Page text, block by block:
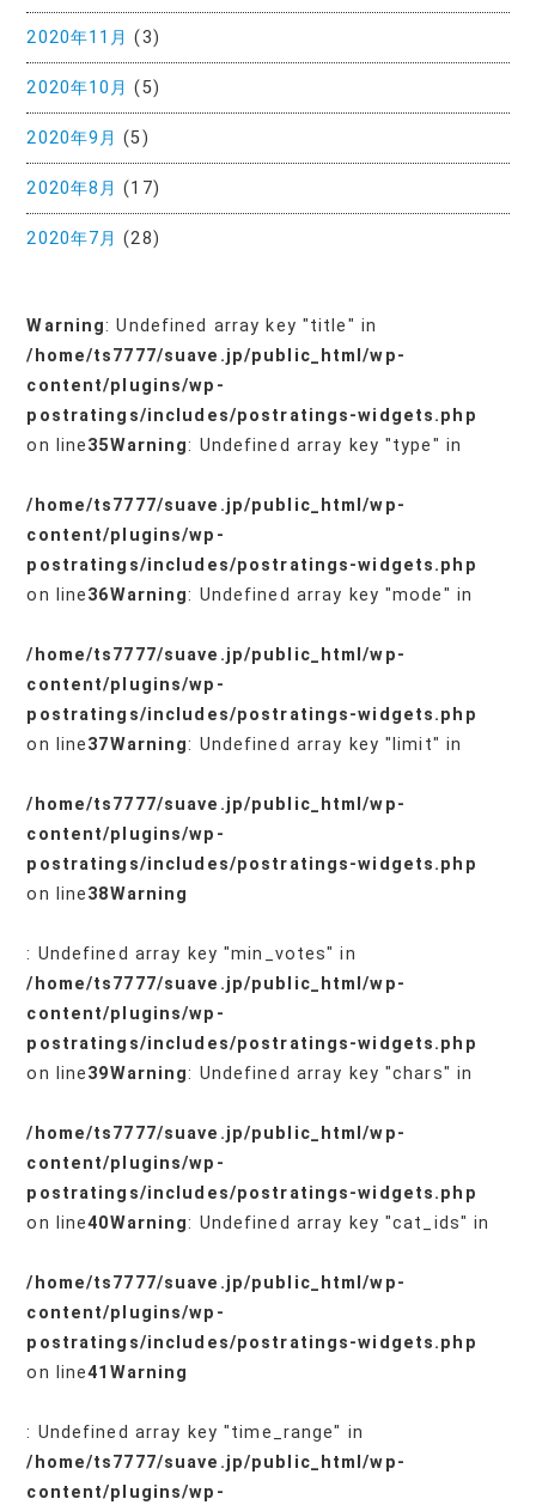
2020年11月 (3)
2020年10月 (5)
2020年9月 (5)
2020年8月 (17)
2020年7月 (28)
Warning: Undefined array key "title" in
/home/ts7777/suave.jp/public_html/wp-
content/plugins/wp-
postratings/includes/postratings-widgets.php
on line35Warning: Undefined array key "type" in
/home/ts7777/suave.jp/public_html/wp-
content/plugins/wp-
postratings/includes/postratings-widgets.php
on line36Warning: Undefined array key "mode" in
/home/ts7777/suave.jp/public_html/wp-
content/plugins/wp-
postratings/includes/postratings-widgets.php
on line37Warning: Undefined array key "limit" in
/home/ts7777/suave.jp/public_html/wp-
content/plugins/wp-
postratings/includes/postratings-widgets.php
on line38Warning
: Undefined array key "min_votes" in
/home/ts7777/suave.jp/public_html/wp-
content/plugins/wp-
postratings/includes/postratings-widgets.php
on line39Warning: Undefined array key "chars" in
/home/ts7777/suave.jp/public_html/wp-
content/plugins/wp-
postratings/includes/postratings-widgets.php
on line40Warning: Undefined array key "cat_ids" in
/home/ts7777/suave.jp/public_html/wp-
content/plugins/wp-
postratings/includes/postratings-widgets.php
on line41 Warning
: Undefined array key "time_range" in
/home/ts7777/suave.jp/public_html/wp-
content/plugins/wp-